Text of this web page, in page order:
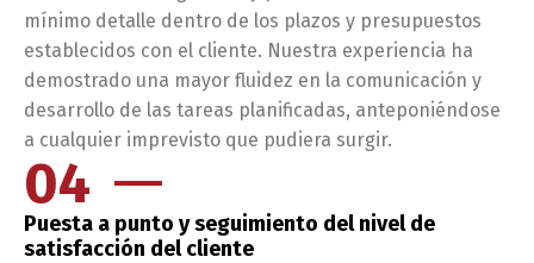
mínimo detalle dentro de los plazos y presupuestos
establecidos con el cliente. Nuestra experiencia ha
demostrado una mayor fluidez en la comunicación y
desarrollo de las tareas planificadas, anteponiéndose
a cualquier imprevisto que pudiera surgir.
04
Puesta a punto y seguimiento del nivel de
satisfacción del cliente